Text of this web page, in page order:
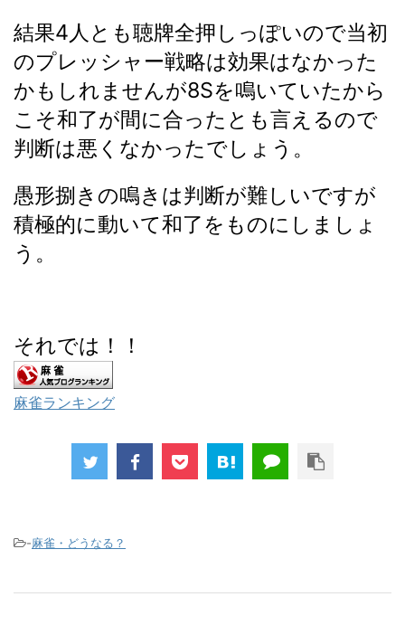
結果4人とも聴牌全押しっぽいので当初
のプレッシャー戦略は効果はなかった
かもしれませんが8Sを鳴いていたから
こそ和了が間に合ったとも言えるので
判断は悪くなかったでしょう。
愚形捌きの鳴きは判断が難しいですが
積極的に動いて和了をものにしましょ
う。
それでは！！
麻雀ランキング
-麻雀・どうなる？